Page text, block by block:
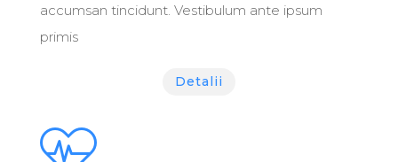
accumsan tincidunt. Vestibulum ante ipsum
primis
Detalii